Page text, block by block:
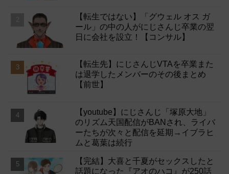
【転生ではない】「グウェル オス ガ
ール」の中の人がにじさんじ卒業の翌
日に会社を設立！【コンサル】
【転生先】にじさんじVTAを卒業また
は退学したメンバーのその後まとめ
【前世】
【youtube】にじさんじ「塚原大地」
のリズム天国配信がBANされ、ライバ
ーたちが次々と配信を延期→イブラヒ
ムと葛葉は続行
【完結】大喜と千夏がセックスしたと
話題になった『アオのハコ』が250話